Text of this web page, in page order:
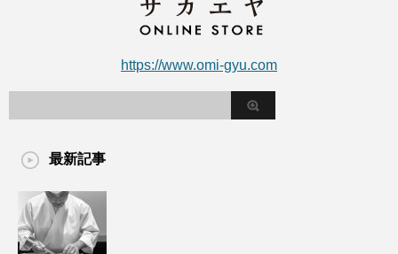
https://www.omi-gyu.com
最新記事